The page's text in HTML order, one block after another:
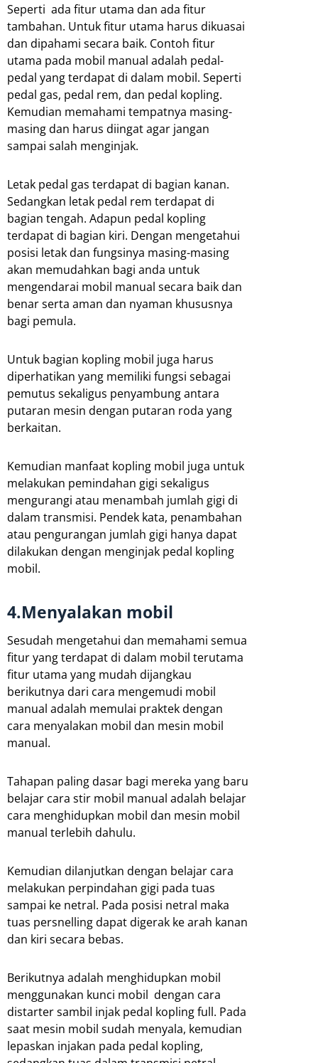
Seperti ada fitur utama dan ada fitur
tambahan. Untuk fitur utama harus dikuasai
dan dipahami secara baik. Contoh fitur
utama pada mobil manual adalah pedal-
pedal yang terdapat di dalam mobil. Seperti
pedal gas, pedal rem, dan pedal kopling.
Kemudian memahami tempatnya masing-
masing dan harus diingat agar jangan
sampai salah menginjak.
Letak pedal gas terdapat di bagian kanan.
Sedangkan letak pedal rem terdapat di
bagian tengah. Adapun pedal kopling
terdapat di bagian kiri. Dengan mengetahui
posisi letak dan fungsinya masing-masing
akan memudahkan bagi anda untuk
mengendarai mobil manual secara baik dan
benar serta aman dan nyaman khususnya
bagi pemula.
Untuk bagian kopling mobil juga harus
diperhatikan yang memiliki fungsi sebagai
pemutus sekaligus penyambung antara
putaran mesin dengan putaran roda yang
berkaitan.
Kemudian manfaat kopling mobil juga untuk
melakukan pemindahan gigi sekaligus
mengurangi atau menambah jumlah gigi di
dalam transmisi. Pendek kata, penambahan
atau pengurangan jumlah gigi hanya dapat
dilakukan dengan menginjak pedal kopling
mobil.
4.Menyalakan mobil
Sesudah mengetahui dan memahami semua
fitur yang terdapat di dalam mobil terutama
fitur utama yang mudah dijangkau
berikutnya dari cara mengemudi mobil
manual adalah memulai praktek dengan
cara menyalakan mobil dan mesin mobil
manual.
Tahapan paling dasar bagi mereka yang baru
belajar cara stir mobil manual adalah belajar
cara menghidupkan mobil dan mesin mobil
manual terlebih dahulu.
Kemudian dilanjutkan dengan belajar cara
melakukan perpindahan gigi pada tuas
sampai ke netral. Pada posisi netral maka
tuas persnelling dapat digerak ke arah kanan
dan kiri secara bebas.
Berikutnya adalah menghidupkan mobil
menggunakan kunci mobil dengan cara
distarter sambil injak pedal kopling full. Pada
saat mesin mobil sudah menyala, kemudian
lepaskan injakan pada pedal kopling,